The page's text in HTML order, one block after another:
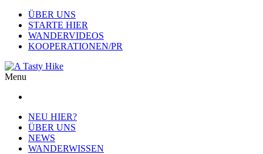
ÜBER UNS
STARTE HIER
WANDERVIDEOS
KOOPERATIONEN/PR
Menu
NEU HIER?
ÜBER UNS
NEWS
WANDERWISSEN